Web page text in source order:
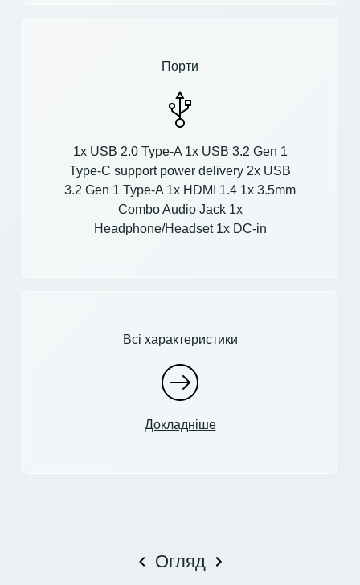
Порти
1x USB 2.0 Type-A 1x USB 3.2 Gen 1
Type-C support power delivery 2x USB
3.2 Gen 1 Type-A 1x HDMI 1.4 1x 3.5mm
Combo Audio Jack 1x
Headphone/Headset 1x DC-in
Всі характеристики
Докладніше
Огляд